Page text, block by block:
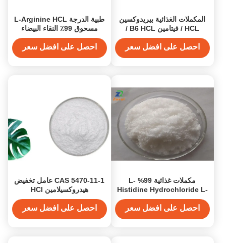
المكملات الغذائية بيريدوكسين
HCL / فيتامين B6 HCL /
بيريدوكسين هيدروكلوريد CAS
58-56-0
احصل على افضل سعر
طبية الدرجة L-Arginine HCL
مسحوق 99٪ النقاء البيضاء
مسحوق رفيع مكملات حمض
أميني
احصل على افضل سعر
مكملات غذائية 99% L-
Histidine Hydrochloride L-
Histidine HCL CAS 1007-
42-7
احصل على افضل سعر
CAS 5470-11-1 عامل تخفيض
هيدروكسيلامين HCl
هيدروكسيلامين هيدروكلوريدس
لصناعة الصور الفوتوغرافية
احصل على افضل سعر